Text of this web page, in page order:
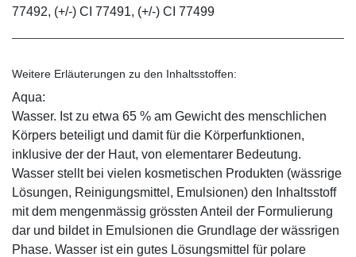
77492, (+/-) CI 77491, (+/-) CI 77499
Weitere Erläuterungen zu den Inhaltsstoffen:
Aqua:
Wasser. Ist zu etwa 65 % am Gewicht des menschlichen
Körpers beteiligt und damit für die Körperfunktionen,
inklusive der der Haut, von elementarer Bedeutung.
Wasser stellt bei vielen kosmetischen Produkten (wässrige
Lösungen, Reinigungsmittel, Emulsionen) den Inhaltsstoff
mit dem mengenmässig grössten Anteil der Formulierung
dar und bildet in Emulsionen die Grundlage der wässrigen
Phase. Wasser ist ein gutes Lösungsmittel für polare